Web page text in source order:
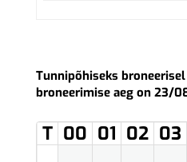
Tunnipõhiseks
broneerimise aeg on 23/
T 00 01 02 03